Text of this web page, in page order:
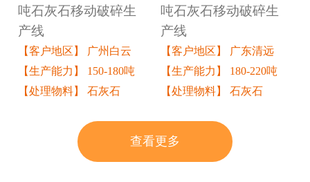
吨石灰石移动破碎生
产线
【客户地区】 广州白云
【生产能力】 150-180吨
【处理物料】 石灰石
吨石灰石移动破碎生
产线
【客户地区】 广东清远
【生产能力】 180-220吨
【处理物料】 石灰石
查看更多